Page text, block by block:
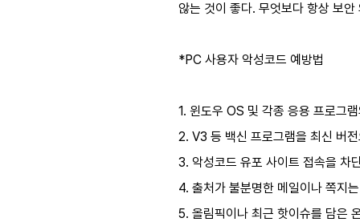
않는 것이 좋다. 무엇보다 항상 보
*PC 사용자 악성코드 예방법
1. 윈도우 OS 및 각종 응용 프로그
2. V3 등 백신 프로그램을 최신 버
3. 악성코드 유포 사이트 접속을 차
4. 출처가 불분명한 메일이나 쪽지
5. 올림픽이나 최근 핫이슈를 담은